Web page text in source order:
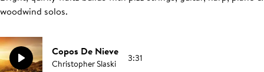
woodwind solos.
Copos De Nieve
Christopher Slaski 3:31